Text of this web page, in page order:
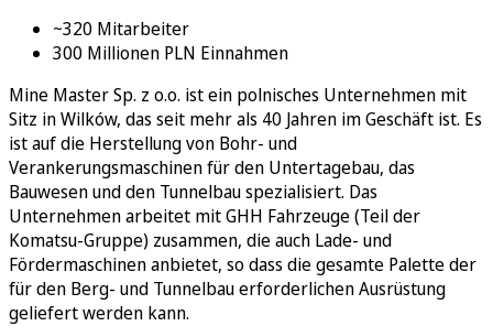
~320 Mitarbeiter
300 Millionen PLN Einnahmen
Mine Master Sp. z o.o. ist ein polnisches Unternehmen mit
Sitz in Wilków, das seit mehr als 40 Jahren im Geschäft ist. Es
ist auf die Herstellung von Bohr- und
Verankerungsmaschinen für den Untertagebau, das
Bauwesen und den Tunnelbau spezialisiert. Das
Unternehmen arbeitet mit GHH Fahrzeuge (Teil der
Komatsu-Gruppe) zusammen, die auch Lade- und
Fördermaschinen anbietet, so dass die gesamte Palette der
für den Berg- und Tunnelbau erforderlichen Ausrüstung
geliefert werden kann.